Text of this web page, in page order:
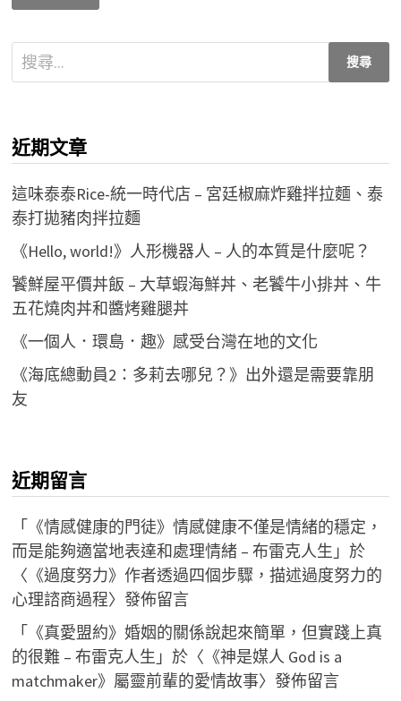
搜
尋
字:
近期文章
這味泰泰Rice-統一時代店 – 宮廷椒麻炸雞拌拉麵、泰
泰打拋豬肉拌拉麵
《Hello, world!》人形機器人 – 人的本質是什麼呢？
饕鮮屋平價丼飯 – 大草蝦海鮮丼、老饕牛小排丼、牛
五花燒肉丼和醬烤雞腿丼
《一個人．環島．趣》感受台灣在地的文化
《海底總動員2：多莉去哪兒？》出外還是需要靠朋
友
近期留言
「 《情感健康的門徒》情感健康不僅是情緒的穩定，
而是能夠適當地表達和處理情緒 – 布雷克人生 」於
〈 《過度努力》作者透過四個步驟，描述過度努力的
心理諮商過程〉發佈留言
「 《真愛盟約》婚姻的關係說起來簡單，但實踐上真
的很難 – 布雷克人生 」於〈 《神是媒人 God is a
matchmaker》屬靈前輩的愛情故事〉發佈留言